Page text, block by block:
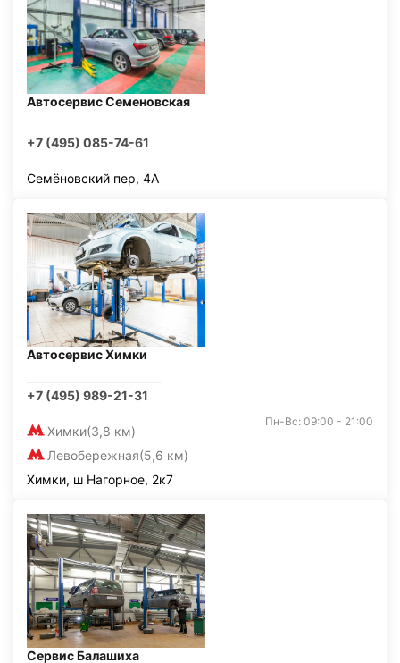
Автосервис Семеновская
+7 (495) 085-74-61
Семёновский пер, 4А
Автосервис Химки
+7 (495) 989-21-31
Химки(3,8 км)
Левобережная(5,6 км)
Пн-Вс: 09:00 - 21:00
Химки, ш Нагорное, 2к7
Сервис Балашиха